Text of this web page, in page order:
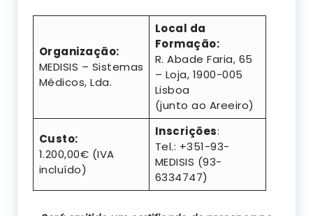
Organização:
MEDISIS – Sistemas
Médicos, Lda.
Local da
Formação:
R. Abade Faria, 65
– Loja, 1900-005
Lisboa
(junto ao Areeiro)
Custo:
1.200,00€ (IVA
incluído)
Inscrições:
Tel.: +351-93-
MEDISIS (93-
6334747)